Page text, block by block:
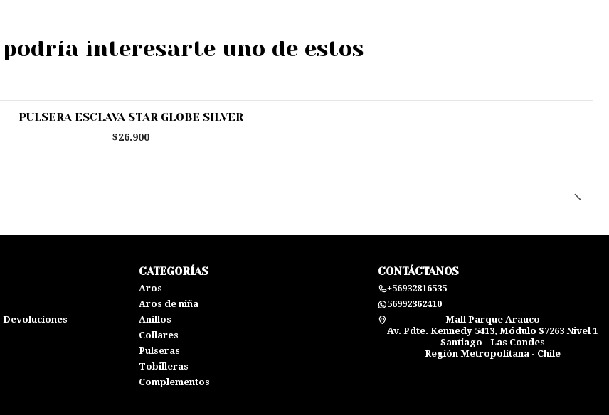
podría interesarte uno de estos
PULSERA ESCLAVA STAR GLOBE SILVER
$26.900
Devoluciones
CATEGORÍAS
Aros
Aros de niña
Anillos
Collares
Pulseras
Tobilleras
Complementos
CONTÁCTANOS
+56932816535
56992362410
Mall Parque Arauco
Av. Pdte. Kennedy 5413, Módulo S7263 Nivel 1
Santiago - Las Condes
Región Metropolitana - Chile